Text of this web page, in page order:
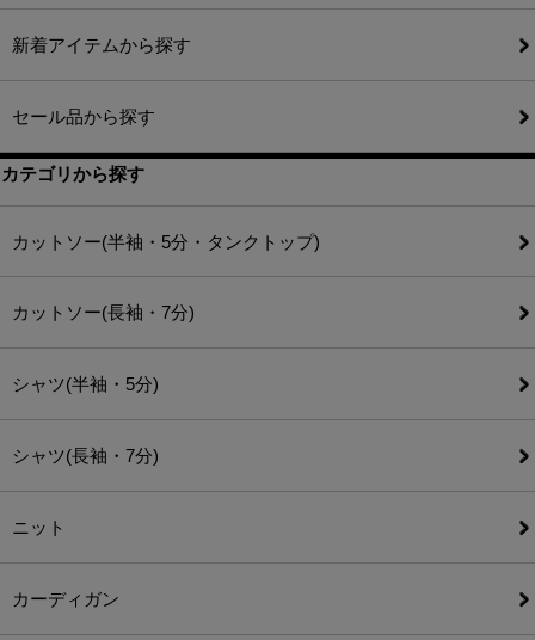
新着アイテムから探す
セール品から探す
カテゴリから探す
カットソー(半袖・5分・タンクトップ)
カットソー(長袖・7分)
シャツ(半袖・5分)
シャツ(長袖・7分)
ニット
カーディガン